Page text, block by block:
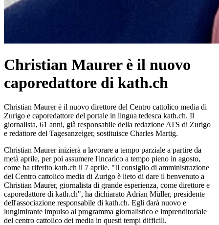
Christian Maurer è il nuovo
caporedattore di kath.ch
Christian Maurer è il nuovo direttore del Centro cattolico media di
Zurigo e caporedattore del portale in lingua tedesca kath.ch. Il
giornalista, 61 anni, già responsabile della redazione ATS di Zurigo
e redattore del Tagesanzeiger, sostituisce Charles Martig.
Christian Maurer inizierà a lavorare a tempo parziale a partire da
metà aprile, per poi assumere l'incarico a tempo pieno in agosto,
come ha riferito kath.ch il 7 aprile. "Il consiglio di amministrazione
del Centro cattolico media di Zurigo è lieto di dare il benvenuto a
Christian Maurer, giornalista di grande esperienza, come direttore e
caporedattore di kath.ch", ha dichiarato Adrian Müller, presidente
dell'associazione responsabile di kath.ch. Egli darà nuovo e
lungimirante impulso al programma giornalistico e imprenditoriale
del centro cattolico dei media in questi tempi difficili.